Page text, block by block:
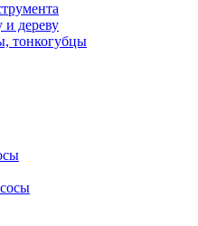
дереву
тонкогубцы